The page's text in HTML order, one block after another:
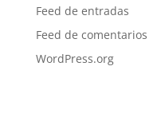
Feed de entradas
Feed de comentarios
WordPress.org